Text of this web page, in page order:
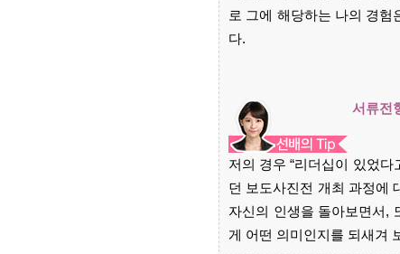
로 그에 해당하는 나의 경험
다.
서류전
저의 경우 “리더십이 있었
던 보도사진전 개최 과정에
자신의 인생을 돌아보면서,
게 어떤 의미인지를 되새겨